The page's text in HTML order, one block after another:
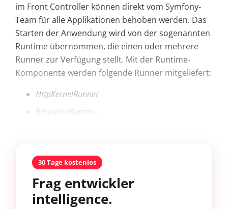
im Front Controller können direkt vom Symfony-
Team für alle Applikationen behoben werden. Das
Starten der Anwendung wird von der sogenannten
Runtime übernommen, die einen oder mehrere
Runner zur Verfügung stellt. Mit der Runtime-
Komponente werden folgende Runner mitgeliefert:
HttpKernelRunner
ResponseRunner...
30 Tage kostenlos
Frag entwickler
intelligence.